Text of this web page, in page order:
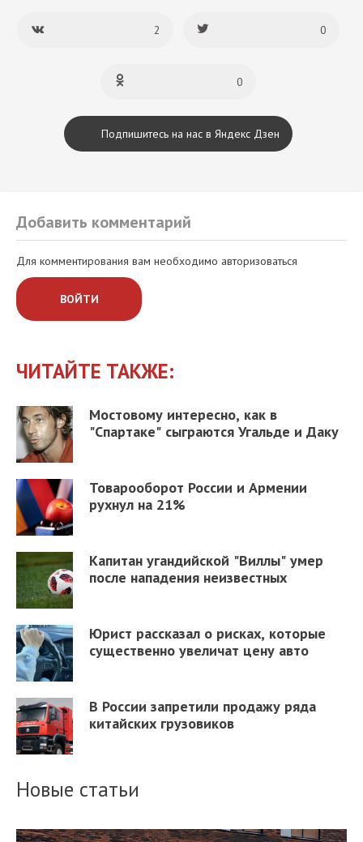
2 0
0
Подпишитесь на нас в Яндекс Дзен
Добавить комментарий
Для комментирования вам необходимо авторизоваться
ВОЙТИ
ЧИТАЙТЕ ТАКЖЕ:
Мостовому интересно, как в
"Спартаке" сыграются Угальде и Даку
Товарооборот России и Армении
рухнул на 21%
Капитан угандийской "Виллы" умер
после нападения неизвестных
Юрист рассказал о рисках, которые
существенно увеличат цену авто
В России запретили продажу ряда
китайских грузовиков
Новые статьи